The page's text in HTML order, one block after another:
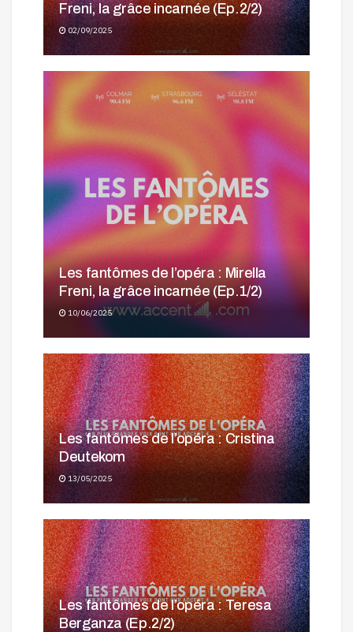
Freni, la grâce incarnée (Ep.2/2)
02/09/2025
Les fantômes de l’opéra : Mirella
Freni, la grâce incarnée (Ep.1/2)
10/06/2025
Les fantômes de l’opéra : Cristina
Deutekom
13/05/2025
Les fantômes de l’opéra : Teresa
Berganza (Ep.2/2)